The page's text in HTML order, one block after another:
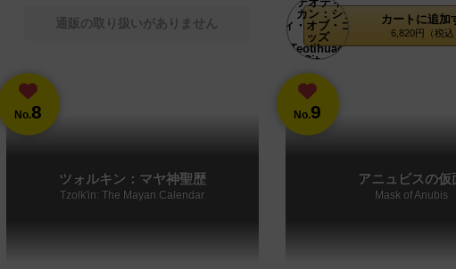
通販の取り扱いがありません カートに追加
6,820円（税込
No.8
ツォルキン：マヤ神聖歴
Tzolk'in: The Mayan Calendar
No.9
アニュビスの仮
Mask of Anubis